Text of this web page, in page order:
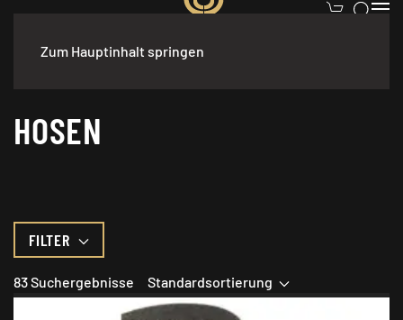
Zum Hauptinhalt springen
BEKLEIDUNG
HOSEN
FILTER
Standardsortierung
83 Suchergebnisse